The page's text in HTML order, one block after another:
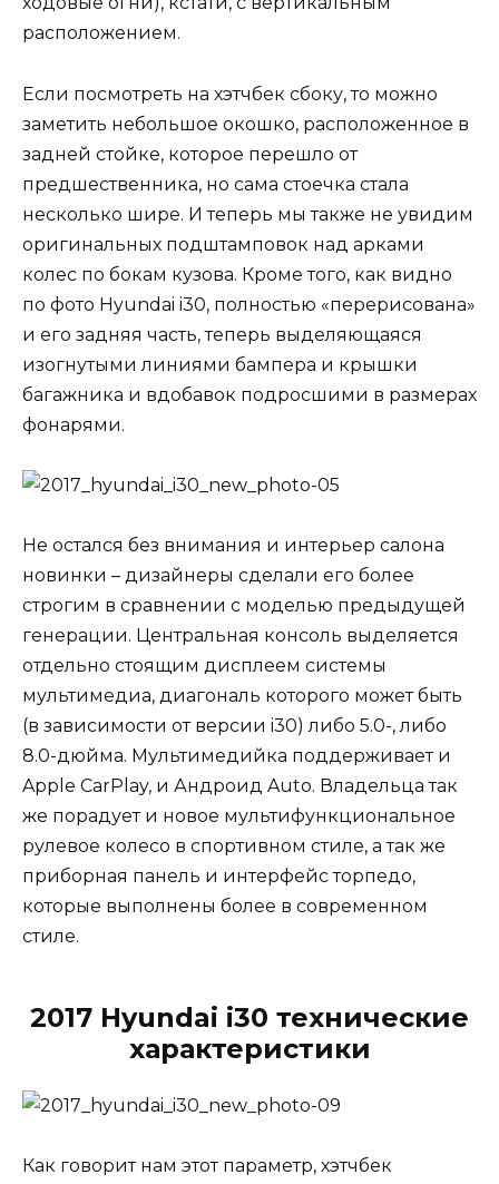
расположением.
Если посмотреть на хэтчбек сбоку, то можно
заметить небольшое окошко, расположенное в
задней стойке, которое перешло от
предшественника, но сама стоечка стала
несколько шире. И теперь мы также не увидим
оригинальных подштамповок над арками
колес по бокам кузова. Кроме того, как видно
по фото Hyundai i30, полностью «перерисована»
и его задняя часть, теперь выделяющаяся
изогнутыми линиями бампера и крышки
багажника и вдобавок подросшими в размерах
фонарями.
Не остался без внимания и интерьер салона
новинки – дизайнеры сделали его более
строгим в сравнении с моделью предыдущей
генерации. Центральная консоль выделяется
отдельно стоящим дисплеем системы
мультимедиа, диагональ которого может быть
(в зависимости от версии i30) либо 5.0-, либо
8.0-дюйма. Мультимедийка поддерживает и
Apple CarPlay, и Андроид Auto. Владельца так
же порадует и новое мультифункциональное
рулевое колесо в спортивном стиле, а так же
приборная панель и интерфейс торпедо,
которые выполнены более в современном
стиле.
2017 Hyundai i30 технические
характеристики
Как говорит нам этот параметр, хэтчбек